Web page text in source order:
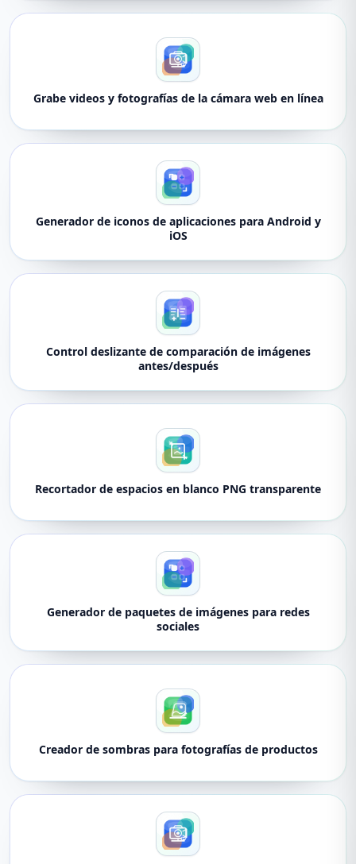
Grabe videos y fotografías de la cámara web en línea
Generador de iconos de aplicaciones para Android y
iOS
Control deslizante de comparación de imágenes
antes/después
Recortador de espacios en blanco PNG transparente
Generador de paquetes de imágenes para redes
sociales
Creador de sombras para fotografías de productos